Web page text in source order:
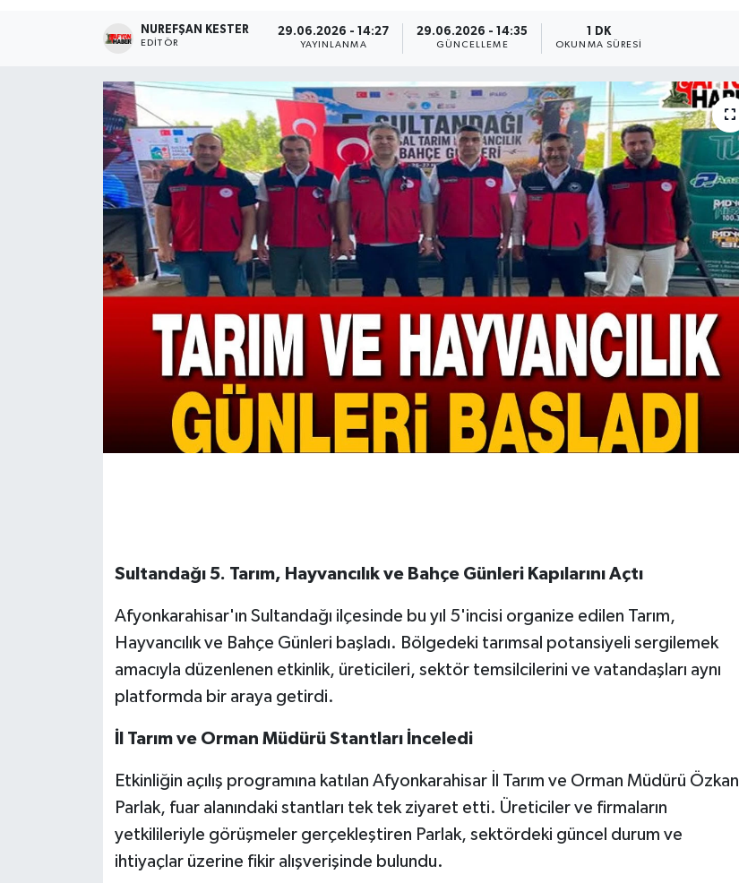
NUREFŞAN KESTER
EDITÖR
29.06.2026 - 14:27
YAYINLANMA
29.06.2026 - 14:35
GÜNCELLEME
1 DK
OKUNMA SÜRESI
Sultandağı 5. Tarım, Hayvancılık ve Bahçe Günleri Kapılarını Açtı
Afyonkarahisar'ın Sultandağı ilçesinde bu yıl 5'incisi organize edilen Tarım,
Hayvancılık ve Bahçe Günleri başladı. Bölgedeki tarımsal potansiyeli sergilemek
amacıyla düzenlenen etkinlik, üreticileri, sektör temsilcilerini ve vatandaşları aynı
platformda bir araya getirdi.
İl Tarım ve Orman Müdürü Stantları İnceledi
Etkinliğin açılış programına katılan Afyonkarahisar İl Tarım ve Orman Müdürü Özkan
Parlak, fuar alanındaki stantları tek tek ziyaret etti. Üreticiler ve firmaların
yetkilileriyle görüşmeler gerçekleştiren Parlak, sektördeki güncel durum ve
ihtiyaçlar üzerine fikir alışverişinde bulundu.
Magazin